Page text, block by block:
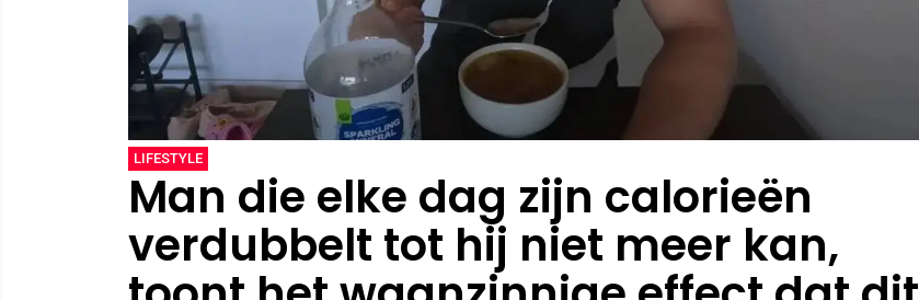
LIFESTYLE
Man die elke dag zijn calorieën
verdubbelt tot hij niet meer kan,